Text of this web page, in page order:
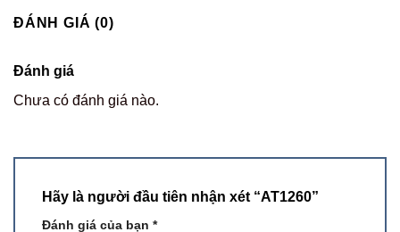
ĐÁNH GIÁ (0)
Đánh giá
Chưa có đánh giá nào.
Hãy là người đầu tiên nhận xét “AT1260”
Đánh giá của bạn *